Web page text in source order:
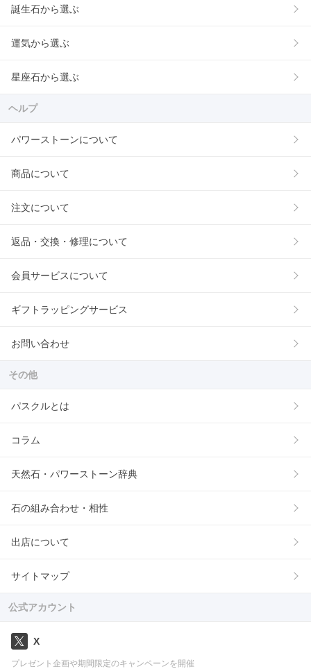
誕生石から選ぶ
運気から選ぶ
星座石から選ぶ
ヘルプ
パワーストーンについて
商品について
注文について
返品・交換・修理について
会員サービスについて
ギフトラッピングサービス
お問い合わせ
その他
パスクルとは
コラム
天然石・パワーストーン辞典
石の組み合わせ・相性
出店について
サイトマップ
公式アカウント
X
プレゼント企画や期間限定のキャンペーンを開催